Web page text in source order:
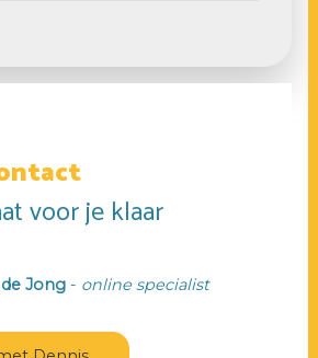
voor je klaar
Jong- online specialist